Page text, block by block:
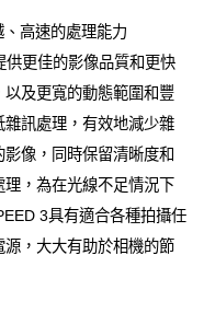
高速的處理能力
供更佳的影像品質和更快
及更寬的動態範圍和豐
訊處理，有效地減少雜
像，同時保留清晰度和
，為在光線不足情況下
3具有適合各種拍攝任
，大大有助於相機的節